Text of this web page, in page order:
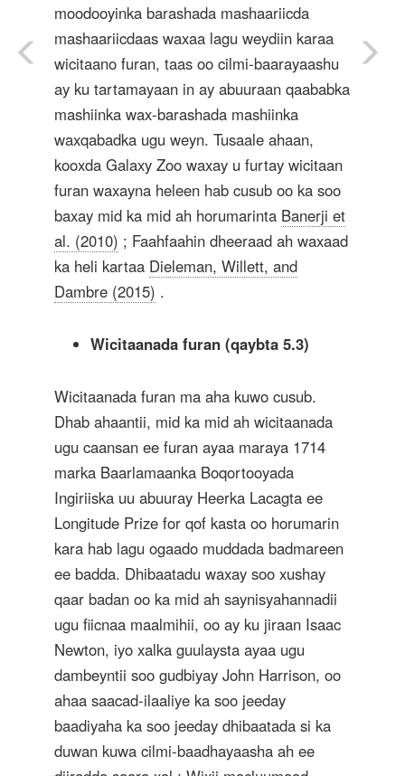
moodooyinka barashada mashaariicda
mashaariicdaas waxaa lagu weydiin karaa
wicitaano furan, taas oo cilmi-baarayaashu
ay ku tartamayaan in ay abuuraan qaababka
mashiinka wax-barashada mashiinka
waxqabadka ugu weyn. Tusaale ahaan,
kooxda Galaxy Zoo waxay u furtay wicitaan
furan waxayna heleen hab cusub oo ka soo
baxay mid ka mid ah horumarinta Banerji et
al. (2010) ; Faahfaahin dheeraad ah waxaad
ka heli kartaa Dieleman, Willett, and
Dambre (2015) .
Wicitaanada furan (qaybta 5.3)
Wicitaanada furan ma aha kuwo cusub.
Dhab ahaantii, mid ka mid ah wicitaanada
ugu caansan ee furan ayaa maraya 1714
marka Baarlamaanka Boqortooyada
Ingiriiska uu abuuray Heerka Lacagta ee
Longitude Prize for qof kasta oo horumarin
kara hab lagu ogaado muddada badmareen
ee badda. Dhibaatadu waxay soo xushay
qaar badan oo ka mid ah saynisyahannadii
ugu fiicnaa maalmihii, oo ay ku jiraan Isaac
Newton, iyo xalka guulaysta ayaa ugu
dambeyntii soo gudbiyay John Harrison, oo
ahaa saacad-ilaaliye ka soo jeeday
baadiyaha ka soo jeeday dhibaatada si ka
duwan kuwa cilmi-baadhayaasha ah ee